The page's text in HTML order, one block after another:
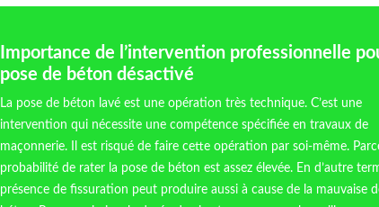
Importance de l’intervention professionnelle
pose de béton désactivé
La pose de béton lavé est une opération très technique. C’est une
intervention qui nécessite une compétence spécifiée en travaux de
maçonnerie. Il est risqué de faire cette opération par soi-même.
probabilité de rater la pose de béton est assez élevée. En d’autre
présence de fissuration peut produire aussi à cause de la mauvaise